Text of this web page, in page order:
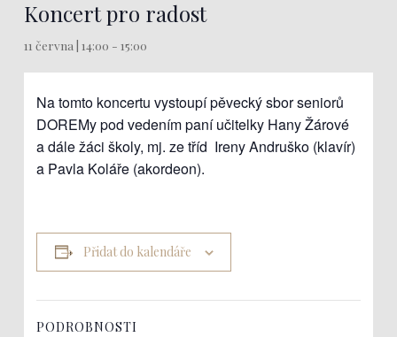
Koncert pro radost
11 června | 14:00 -15:00
Na tomto koncertu vystoupí pěvecký sbor seniorů
DOREMy pod vedením paní učitelky Hany Žárové
a dále žáci školy, mj. ze tříd Ireny Andruško (klavír)
a Pavla Koláře (akordeon).
Přidat do kalendáře
PODROBNOSTI